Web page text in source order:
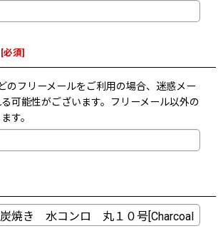
[必須]
のフリーメールをご利用の場合、迷惑メー
可能性がございます。フリーメール以外の
す。